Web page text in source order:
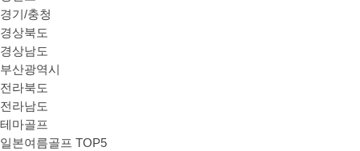
경기/충청
경상북도
경상남도
부산광역시
전라북도
전라남도
테마골프
일본여름골프 TOP5